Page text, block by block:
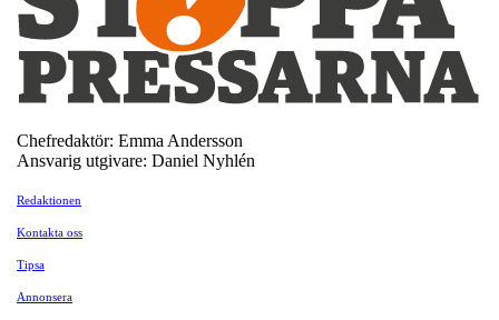
Chefredaktör: Emma Andersson
Ansvarig utgivare: Daniel Nyhlén
Redaktionen
Kontakta oss
Tipsa
Annonsera